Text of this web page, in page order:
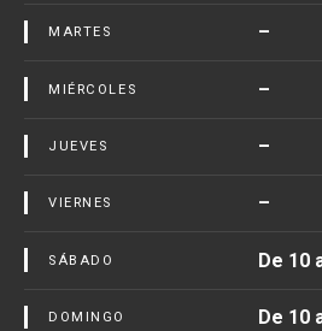
MARTES –
MIÉRCOLES –
JUEVES –
VIERNES –
SÁBADO De 10
DOMINGO De 10